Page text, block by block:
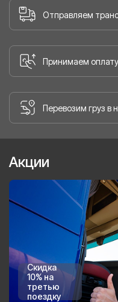
Отправляем
Принимаем оплату
Перевозим груз в
Акции
Скидка
10% на
третью
поездку